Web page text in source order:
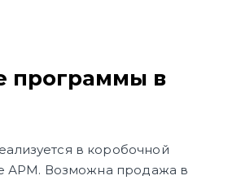
программы в
в коробочной
АРМ. Возможна продажа в